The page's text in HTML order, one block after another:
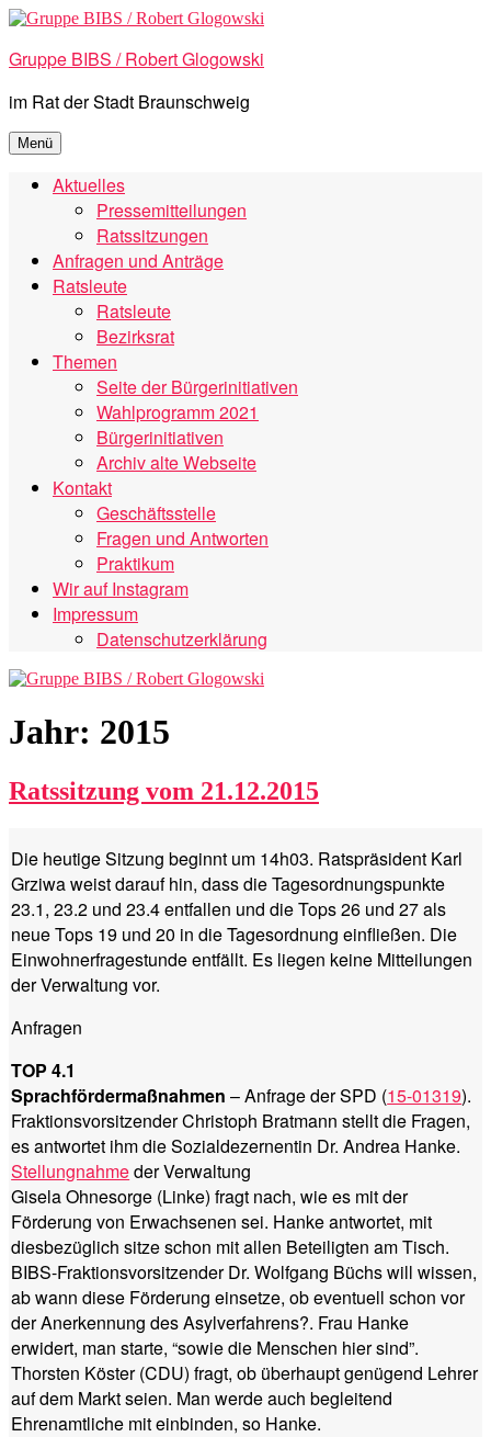
Zum
springen
Gruppe BIBS / Robert Glogowski
im Rat der Stadt Braunschweig
Menü
Aktuelles
Pressemitteilungen
Ratssitzungen
Anfragen und Anträge
Ratsleute
Ratsleute
Bezirksrat
Themen
Seite der Bürgerinitiativen
Wahlprogramm 2021
Bürgerinitiativen
Archiv alte Webseite
Kontakt
Geschäftsstelle
Fragen und Antworten
Praktikum
Wir auf Instagram
Impressum
Datenschutzerklärung
Jahr: 2015
Ratssitzung vom 21.12.2015
Die heutige Sitzung beginnt um 14h03. Ratspräsident Karl
Grziwa weist darauf hin, dass die Tagesordnungspunkte
23.1, 23.2 und 23.4 entfallen und die Tops 26 und 27 als
neue Tops 19 und 20 in die Tagesordnung einfließen. Die
Einwohnerfragestunde entfällt. Es liegen keine Mitteilungen
der Verwaltung vor.
Anfragen
TOP 4.1
Sprachfördermaßnahmen – Anfrage der SPD (15-01319).
Fraktionsvorsitzender Christoph Bratmann stellt die Fragen,
es antwortet ihm die Sozialdezernentin Dr. Andrea Hanke.
Stellungnahmeder Verwaltung
Gisela Ohnesorge (Linke) fragt nach, wie es mit der
Förderung von Erwachsenen sei. Hanke antwortet, mit
diesbezüglich sitze schon mit allen Beteiligten am Tisch.
BIBS-Fraktionsvorsitzender Dr. Wolfgang Büchs will wissen,
ab wann diese Förderung einsetze, ob eventuell schon vor
der Anerkennung des Asylverfahrens?. Frau Hanke
erwidert, man starte, “sowie die Menschen hier sind”.
Thorsten Köster (CDU) fragt, ob überhaupt genügend Lehrer
auf dem Markt seien. Man werde auch begleitend
Ehrenamtliche mit einbinden, so Hanke.